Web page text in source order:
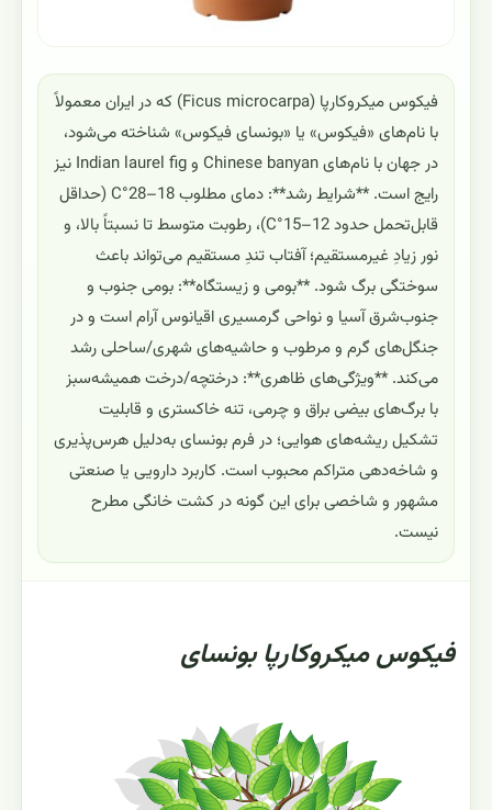
فیکوس میکروکارپا (Ficus microcarpa) که در ایران معمولاً
با نام‌های «فیکوس» یا «بونسای فیکوس» شناخته می‌شود،
در جهان با نام‌های Chinese banyan و Indian laurel fig نیز
رایج است. **شرایط رشد**: دمای مطلوب 18–28°C (حداقل
قابل‌تحمل حدود 12–15°C)، رطوبت متوسط تا نسبتاً بالا، و
نور زیادِ غیرمستقیم؛ آفتاب تندِ مستقیم می‌تواند باعث
سوختگی برگ شود. **بومی و زیستگاه**: بومی جنوب و
جنوب‌شرق آسیا و نواحی گرمسیری اقیانوس آرام است و در
جنگل‌های گرم و مرطوب و حاشیه‌های شهری/ساحلی رشد
می‌کند. **ویژگی‌های ظاهری**: درختچه/درخت همیشه‌سبز
با برگ‌های بیضی براق و چرمی، تنه خاکستری و قابلیت
تشکیل ریشه‌های هوایی؛ در فرم بونسای به‌دلیل هرس‌پذیری
و شاخه‌دهی متراکم محبوب است. کاربرد دارویی یا صنعتی
مشهور و شاخصی برای این گونه در کشت خانگی مطرح
نیست.
فیکوس میکروکارپا بونسای